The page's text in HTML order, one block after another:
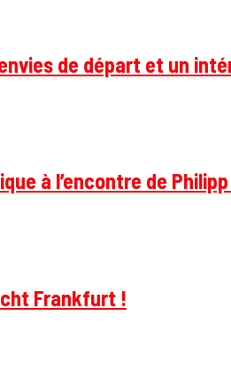
de départ et un
à l’encontre de
Frankfurt !